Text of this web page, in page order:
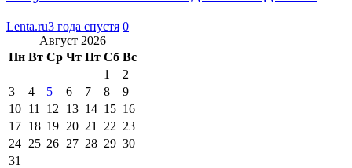
Lenta.ru3 года спустя 0
Август 2026
Пн Вт Ср Чт Пт Сб Вс
1
2
3
4 5 6 7 8
9
10 11 12 13 14 15 16
17 18 19 20 21 22 23
24 25 26 27 28 29 30
31